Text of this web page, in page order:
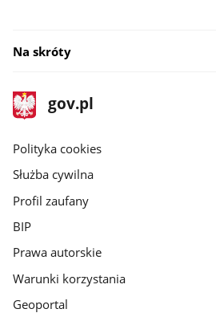
Na skróty
stopka
gov.pl
Strona
gov.pl
gov.pl
Polityka cookies
Służba cywilna
Profil zaufany
BIP
Prawa autorskie
Warunki korzystania
Geoportal